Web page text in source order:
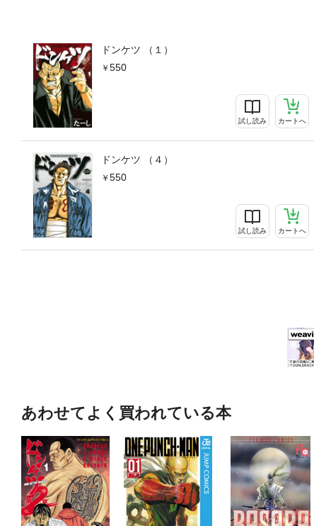
ドンケツ （１）
550
試し読み カートへ
ドンケツ （４）
550
試し読み カートへ
あわせてよく買われている本